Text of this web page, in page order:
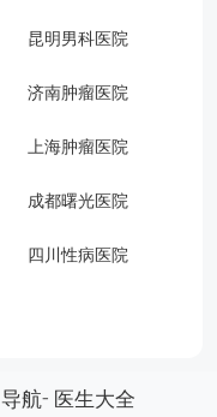
昆明男科医院
济南肿瘤医院
上海肿瘤医院
成都曙光医院
四川性病医院
导航- 医生大全